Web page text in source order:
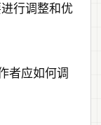
行调整和优
者应如何调